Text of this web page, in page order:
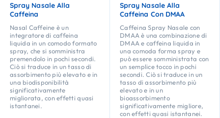
Spray Nasale Alla
Caffeina
Nasal Caffeine è un
integratore di caffeina
liquida in un comodo formato
spray, che si somministra
premendolo in pochi secondi.
Ciò si traduce in un tasso di
assorbimento più elevato e in
una biodisponibilità
significativamente
migliorata, con effetti quasi
istantanei.
Spray Nasale Alla
Caffeina Con DMAA
Caffeina Spray Nasale con
DMAA è una combinazione di
DMAA e caffeina liquida in
una comoda forma spray e
può essere somministrata con
un semplice tocco in pochi
secondi. Ciò si traduce in un
tasso di assorbimento più
elevato e in un
bioassorbimento
significativamente migliore,
con effetti quasi istantanei.